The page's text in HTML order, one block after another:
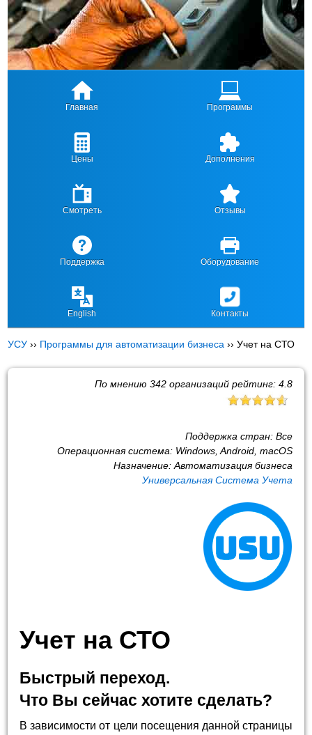
Главная Программы
Цены Дополнения
Смотреть Отзывы
Поддержка Оборудование
English Контакты
УСУ ›› Программы для автоматизации бизнеса ››Учет на СТО
По мнению 342организаций рейтинг: 4.8
Поддержка стран: Все
Операционная система: Windows, Android, macOS
Назначение: Автоматизация бизнеса
Универсальная Система Учета
Учет на СТО
Быстрый переход.
Что Вы сейчас хотите сделать?
В зависимости от цели посещения данной страницы